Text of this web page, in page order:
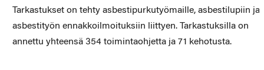
Tarkastukset on tehty asbestipurkutyömaille, asbestilupiin ja
asbestityön ennakkoilmoituksiin liittyen. Tarkastuksilla on
annettu yhteensä 354 toimintaohjetta ja 71 kehotusta.